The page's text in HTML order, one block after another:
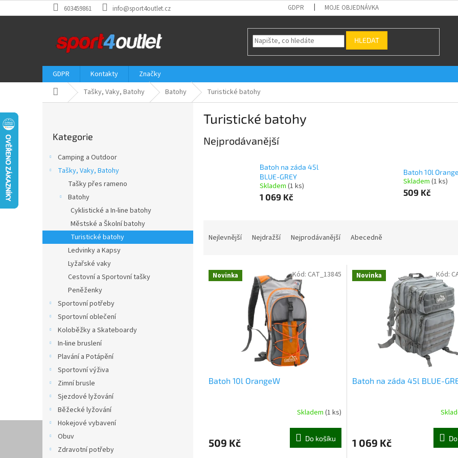
na
603459861 info@sport4outlet.cz GDPR MOJE OBJEDNÁVKA
HLEDAT
GDPR Kontakty
Značky
Domů Tašky, Vaky, Batohy Batohy Turistické batohy
n
e
kategorie
Kategorie
Camping a Outdoor
Tašky, Vaky, Batohy
Tašky přes rameno
Batohy
Cyklistické a In-line batohy
Městské a Školní batohy
Turistické batohy
Ledvinky a Kapsy
Lyžařské vaky
Cestovní a Sportovní tašky
Peněženky
Sportovní potřeby
Sportovní oblečení
Koloběžky a Skateboardy
In-line bruslení
Plavání a Potápění
Sportovní výživa
Zimní brusle
Sjezdové lyžování
Běžecké lyžování
Hokejové vybavení
Obuv
Zdravotní potřeby
Turistické batohy
Nejprodávanější
Batoh na záda 45l
BLUE-GREY
Skladem (1 ks)
1 069 Kč
Batoh 10l
Skladem (1 ks)
509 Kč
n
Nejlevnější Nejdražší Nejprodávanější Abecedně
V Novinka
Batoh 10l OrangeW
Skladem (1 ks)
509 Kč Do košíku
Kód: CAT_13845 Novinka
Batoh na záda 45l BLUE-
1 069 Kč
Kód: